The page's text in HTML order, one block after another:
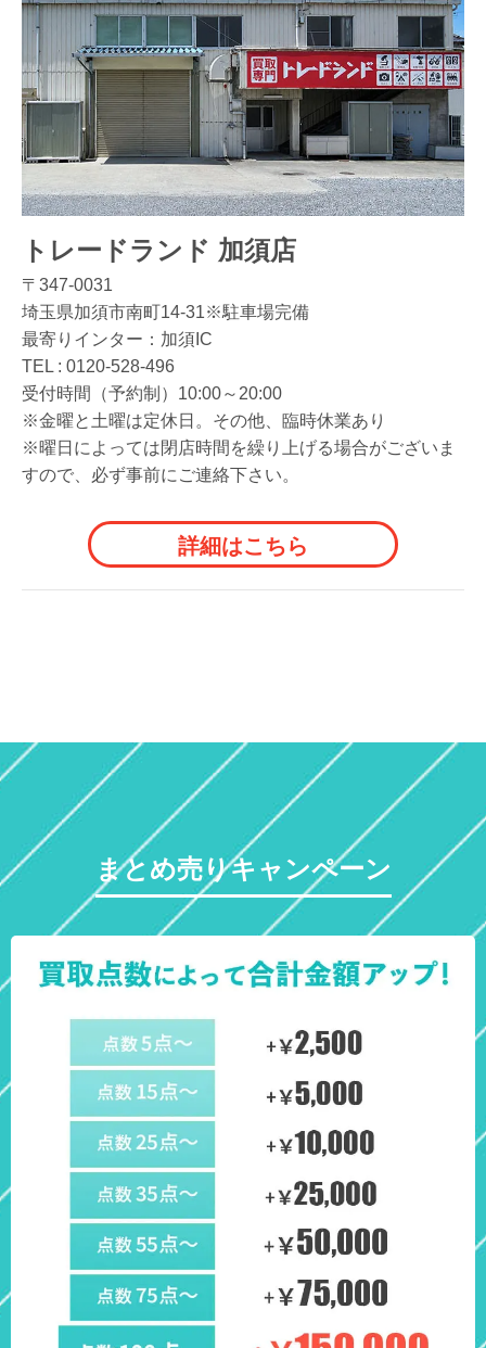
トレードランド 加須店
〒347-0031
埼玉県加須市南町14-31※駐車場完備
最寄りインター：加須IC
TEL : 0120-528-496
受付時間（予約制）10:00～20:00
※金曜と土曜は定休日。その他、臨時休業あり
※曜日によっては閉店時間を繰り上げる場合がございま
すので、必ず事前にご連絡下さい。
詳細はこちら
まとめ売りキャンペーン